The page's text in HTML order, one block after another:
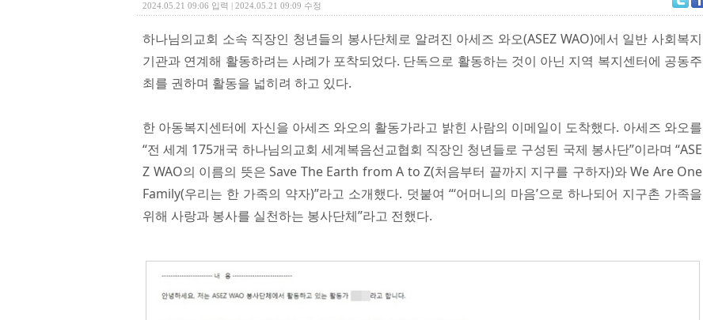
2024.05.21 09:06 입력 | 2024.05.21 09:09 수정
하나님의교회 소속 직장인 청년들의 봉사단체로 알려진 아세즈 와오(ASEZ WAO)에서 일반 사회복지
기관과 연계해 활동하려는 사례가 포착되었다. 단독으로 활동하는 것이 아닌 지역 복지센터에 공동주
최를 권하며 활동을 넓히려 하고 있다.
한 아동복지센터에 자신을 아세즈 와오의 활동가라고 밝힌 사람의 이메일이 도착했다. 아세즈 와오를
“전 세계 175개국 하나님의교회 세계복음선교협회 직장인 청년들로 구성된 국제 봉사단”이라며 “ASE
Z WAO의 이름의 뜻은 Save The Earth from A to Z(처음부터 끝까지 지구를 구하자)와 We Are One
Family(우리는 한 가족의 약자)”라고 소개했다. 덧붙여 “‘어머니의 마음’으로 하나되어 지구촌 가족을
위해 사랑과 봉사를 실천하는 봉사단체”라고 전했다.